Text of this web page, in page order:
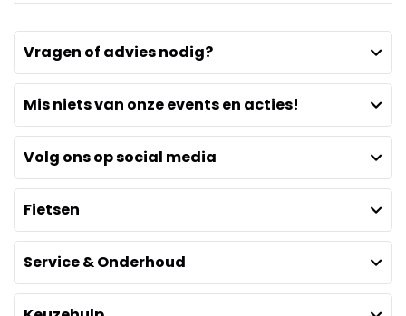
Vragen of advies nodig?
Mis niets van onze events en acties!
Volg ons op social media
Fietsen
Service & Onderhoud